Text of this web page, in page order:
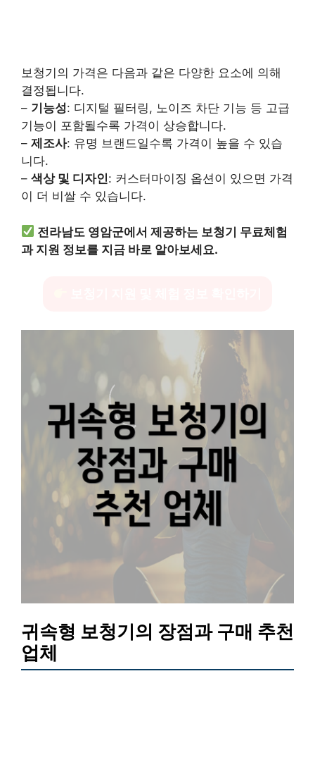
보청기의 가격은 다음과 같은 다양한 요소에 의해
결정됩니다.
– 기능성: 디지털 필터링, 노이즈 차단 기능 등 고급
기능이 포함될수록 가격이 상승합니다.
– 제조사: 유명 브랜드일수록 가격이 높을 수 있습
니다.
– 색상 및 디자인: 커스터마이징 옵션이 있으면 가격
이 더 비쌀 수 있습니다.
전라남도 영암군에서 제공하는 보청기 무료체험
과 지원 정보를 지금 바로 알아보세요.
귀속형 보청기의 장점과 구매 추천
업체